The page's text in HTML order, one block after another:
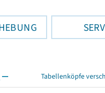
Tabellenköpfe